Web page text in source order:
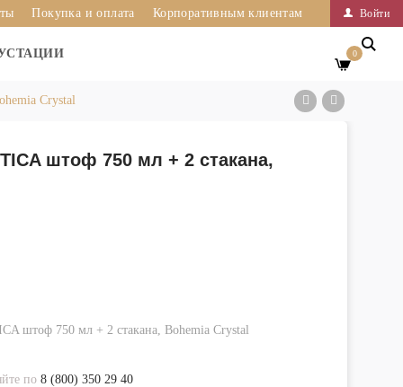
Войти
Покупка и оплата Корпоративным клиентам
0
Crystal
штоф 750 мл + 2 стакана,
штоф 750 мл + 2 стакана, Bohemia Crystal
по 8 (800) 350 29 40